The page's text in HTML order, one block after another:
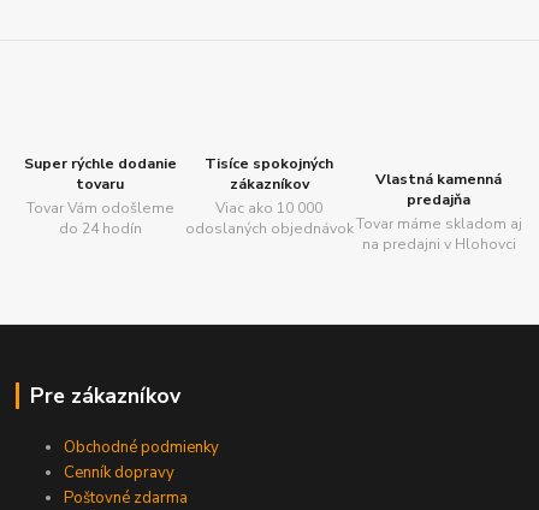
Super rýchle dodanie
tovaru
Tovar Vám odošleme
do 24 hodín
Tisíce spokojných
zákazníkov
Viac ako 10 000
odoslaných objednávok
Vlastná kamenná
predajňa
Tovar máme skladom aj
na predajni v Hlohovci
Pre zákazníkov
Obchodné podmienky
Cenník dopravy
Poštovné zdarma